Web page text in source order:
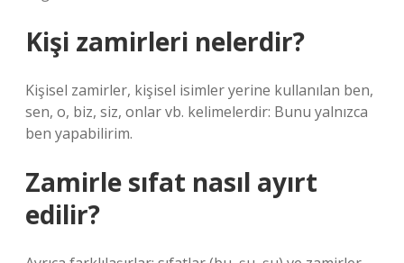
Kişi zamirleri nelerdir?
Kişisel zamirler, kişisel isimler yerine kullanılan ben,
sen, o, biz, siz, onlar vb. kelimelerdir: Bunu yalnızca
ben yapabilirim.
Zamirle sıfat nasıl ayırt
edilir?